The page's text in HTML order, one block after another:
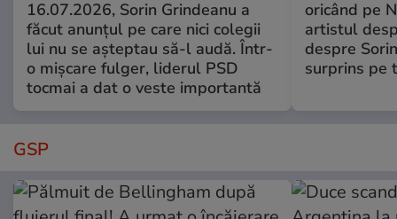
16.07.2026, Sorin Grindeanu a
făcut anunțul pe care nici colegii
lui nu se așteptau să-l audă. Într-
o mișcare fulger, liderul PSD
tocmai a dat o veste importantă
oricând pe
artistul
despre
surprins pe
GSP